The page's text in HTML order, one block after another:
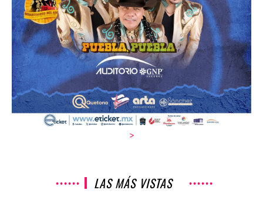
>
LAS MÁS VISTAS